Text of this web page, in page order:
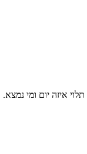
איזה יום ומי נמצא.